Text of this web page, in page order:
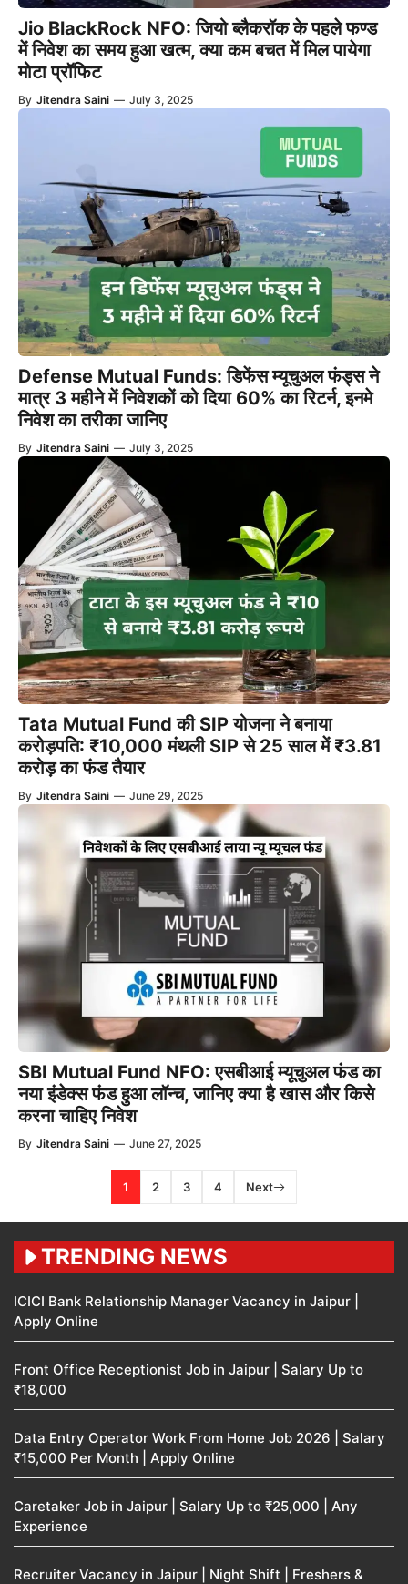
Jio BlackRock NFO: जियो ब्लैकरॉक के पहले फण्ड
में निवेश का समय हुआ खत्म, क्या कम बचत में मिल पायेगा
मोटा प्रॉफिट
By Jitendra Saini — July 3, 2025
Defense Mutual Funds: डिफेंस म्यूचुअल फंड्स ने
मात्र 3 महीने में निवेशकों को दिया 60% का रिटर्न, इनमे
निवेश का तरीका जानिए
By Jitendra Saini — July 3, 2025
Tata Mutual Fund की SIP योजना ने बनाया
करोड़पति: ₹10,000 मंथली SIP से 25 साल में ₹3.81
करोड़ का फंड तैयार
By Jitendra Saini — June 29, 2025
SBI Mutual Fund NFO: एसबीआई म्यूचुअल फंड का
नया इंडेक्स फंड हुआ लॉन्च, जानिए क्या है खास और किसे
करना चाहिए निवेश
By Jitendra Saini — June 27, 2025
1 2 3 4 Next
TRENDING NEWS
ICICI Bank Relationship Manager Vacancy in Jaipur |
Apply Online
Front Office Receptionist Job in Jaipur | Salary Up to
₹18,000
Data Entry Operator Work From Home Job 2026 | Salary
₹15,000 Per Month | Apply Online
Caretaker Job in Jaipur | Salary Up to ₹25,000 | Any
Experience
Recruiter Vacancy in Jaipur | Night Shift | Freshers &